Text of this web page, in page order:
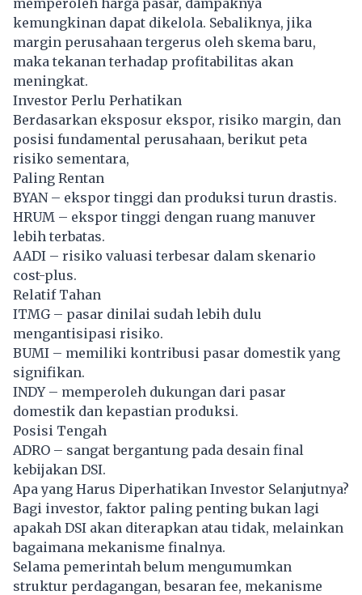
kemungkinan dapat dikelola. Sebaliknya, jika
margin perusahaan tergerus oleh skema baru,
maka tekanan terhadap profitabilitas akan
meningkat.
Investor Perlu Perhatikan
Berdasarkan eksposur ekspor, risiko margin, dan
posisi fundamental perusahaan, berikut peta
risiko sementara,
Paling Rentan
BYAN – ekspor tinggi dan produksi turun drastis.
HRUM – ekspor tinggi dengan ruang manuver
lebih terbatas.
AADI – risiko valuasi terbesar dalam skenario
cost-plus.
Relatif Tahan
ITMG – pasar dinilai sudah lebih dulu
mengantisipasi risiko.
BUMI – memiliki kontribusi pasar domestik yang
signifikan.
INDY – memperoleh dukungan dari pasar
domestik dan kepastian produksi.
Posisi Tengah
ADRO – sangat bergantung pada desain final
kebijakan DSI.
Apa yang Harus Diperhatikan Investor Selanjutnya?
Bagi investor, faktor paling penting bukan lagi
apakah DSI akan diterapkan atau tidak, melainkan
bagaimana mekanisme finalnya.
Selama pemerintah belum mengumumkan
struktur perdagangan, besaran fee, mekanisme